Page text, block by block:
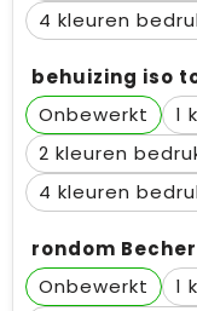
4
behuizing iso
Onbewerkt
1
2
4
rondom
Onbewerkt
1